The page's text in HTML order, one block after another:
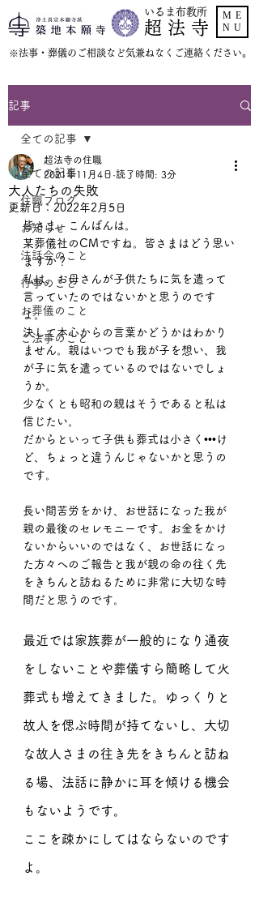
いるま布教所
超 法 寺
​※法事・葬儀のご相談など気兼ねなくご連絡ください。
ME
NU
記事
全ての記事
住職ブログ
お知らせ
法話会のこと
行事のこと
お葬儀のこと
ご法事のこと
全ての記事
大人たちの失敗
超法寺の住職
2021年11月4日 読了時間: 3分
更新日： 2022年2月5日
皆さま、こんばんは。
某葬儀社のCMですね。皆さまはどう思い
ますか？
私は、お母さんが子供たちに気を遣って
言っていたのではないかと思うのです
よ。
決して本心からの言葉かどうかはわかり
ません。親はいつでも我が子を想い、我
が子に気を遣っているのではないでしょ
うか。
少なくとも昭和の親はそうであると私は
信じたい。
だからといって子供も葬式は小さく•••け
ど、ちょっと違うんじゃないかと思うの
です。
長い間苦労をかけ、お世話になった我が
親の最後のセレモニーです。お金をかけ
ないからいいのではなく、お世話になっ
た方々へのご報告と我が親の命の往く先
をきちんと訪ねるために非常に大切な時
間だと思うのです。
最近では家族葬が一般的になり通夜
をしないことや葬儀すら簡略して火
葬式も増えてきました。ゆっくりと
故人を偲ぶ時間が持てないし、大切
な故人さまの往き先をきちんと訪ね
る場、法話に静かに耳を傾ける機会
もないようです。
ここを疎かにしてはならないのです
よ。